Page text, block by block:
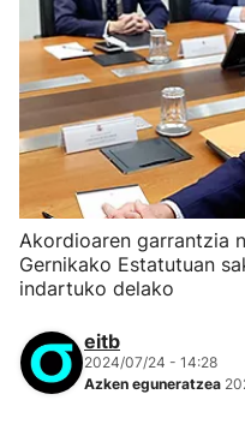
Akordioaren garrantzia
Gernikako Estatutuan
indartuko delako
eitb
2024/07/24 - 14:28
Azken eguneratzea